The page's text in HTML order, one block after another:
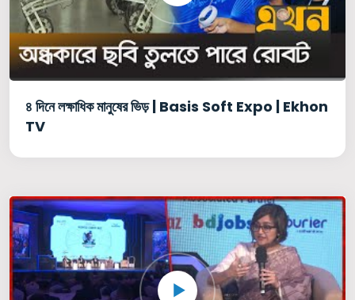
৪ দিনে লক্ষাধিক মানুষের ভিড় | Basis Soft Expo | Ekhon
TV